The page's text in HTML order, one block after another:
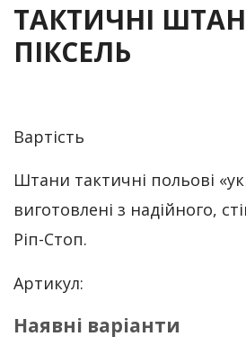
ТАКТИЧНІ
ПІКСЕЛЬ
Вартість
Штани тактичні польові
виготовлені з надійного,
Ріп-Стоп.
Артикул:
Наявні варіанти